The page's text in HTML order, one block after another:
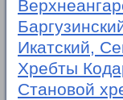
Икатский,
Хребты
Становой